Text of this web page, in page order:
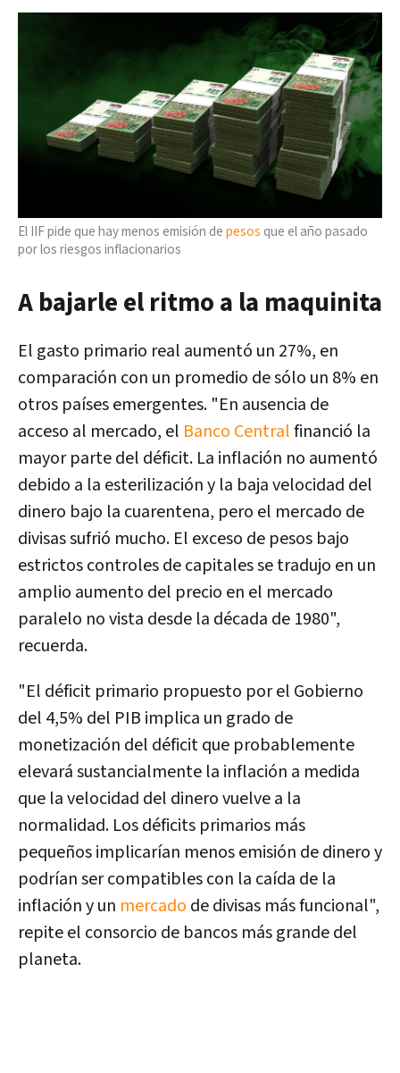
El IIF pide que hay menos emisión de pesos que el año pasado
por los riesgos inflacionarios
A bajarle el ritmo a la maquinita
El gasto primario real aumentó un 27%, en
comparación con un promedio de sólo un 8% en
otros países emergentes. "En ausencia de
acceso al mercado, el Banco Centralfinanció la
mayor parte del déficit. La inflación no aumentó
debido a la esterilización y la baja velocidad del
dinero bajo la cuarentena, pero el mercado de
divisas sufrió mucho. El exceso de pesos bajo
estrictos controles de capitales se tradujo en un
amplio aumento del precio en el mercado
paralelo no vista desde la década de 1980",
recuerda.
"El déficit primario propuesto por el Gobierno
del 4,5% del PIB implica un grado de
monetización del déficit que probablemente
elevará sustancialmente la inflación a medida
que la velocidad del dinero vuelve a la
normalidad. Los déficits primarios más
pequeños implicarían menos emisión de dinero y
podrían ser compatibles con la caída de la
inflación y un mercado de divisas más funcional",
repite el consorcio de bancos más grande del
planeta.